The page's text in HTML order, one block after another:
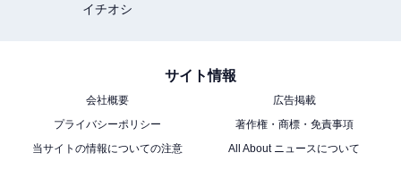
イチオシ
サイト情報
会社概要
広告掲載
プライバシーポリシー
著作権・商標・免責事項
当サイトの情報についての注意
All About ニュースについて